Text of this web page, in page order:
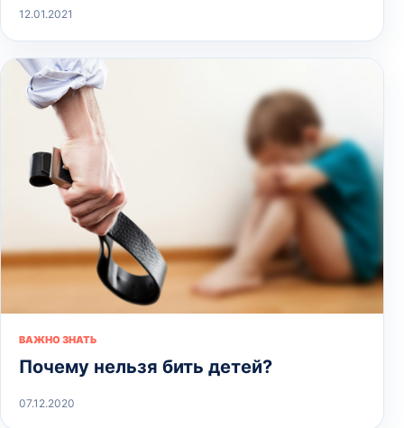
12.01.2021
ВАЖНО ЗНАТЬ
Почему нельзя бить детей?
07.12.2020